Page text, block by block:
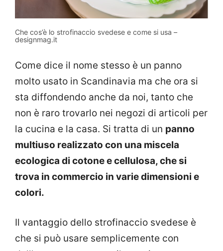
Che cos’è lo strofinaccio svedese e come si usa –
designmag.it
Come dice il nome stesso è un panno
molto usato in Scandinavia ma che ora si
sta diffondendo anche da noi, tanto che
non è raro trovarlo nei negozi di articoli per
la cucina e la casa. Si tratta di un panno
multiuso realizzato con una miscela
ecologica di cotone e cellulosa, che si
trova in commercio in varie dimensioni e
colori.
Il vantaggio dello strofinaccio svedese è
che si può usare semplicemente con